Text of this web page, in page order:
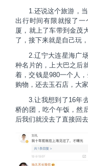
1.还说这个旅游，
出行时间有限就报了
厦，就上了车带到金茂
了，接下来就是自己玩
2.辽宁大连星海广
种名片的，上大巴之后
着，交钱是980一个人
购物，还去玉石店，大
3.让我想到了16年
桥的团，吃个午饭，然
后我们就没去了直接回